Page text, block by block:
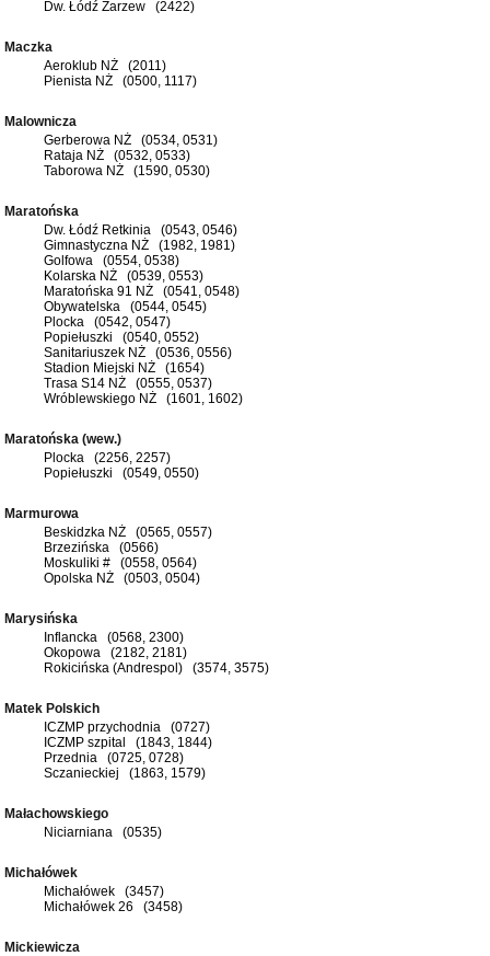
Dw. Łódź Zarzew (2422)
Maczka
Aeroklub NŻ (2011)
Pienista NŻ (0500, 1117)
Malownicza
Gerberowa NŻ (0534, 0531)
Rataja NŻ (0532, 0533)
Taborowa NŻ (1590, 0530)
Maratońska
Dw. Łódź Retkinia (0543, 0546)
Gimnastyczna NŻ (1982, 1981)
Golfowa (0554, 0538)
Kolarska NŻ (0539, 0553)
Maratońska 91 NŻ (0541, 0548)
Obywatelska (0544, 0545)
Plocka (0542, 0547)
Popiełuszki (0540, 0552)
Sanitariuszek NŻ (0536, 0556)
Stadion Miejski NŻ (1654)
Trasa S14 NŻ (0555, 0537)
Wróblewskiego NŻ (1601, 1602)
Maratońska (wew.)
Plocka (2256, 2257)
Popiełuszki (0549, 0550)
Marmurowa
Beskidzka NŻ (0565, 0557)
Brzezińska (0566)
Moskuliki # (0558, 0564)
Opolska NŻ (0503, 0504)
Marysińska
Inflancka (0568, 2300)
Okopowa (2182, 2181)
Rokicińska (Andrespol) (3574, 3575)
Matek Polskich
ICZMP przychodnia (0727)
ICZMP szpital (1843, 1844)
Przednia (0725, 0728)
Sczanieckiej (1863, 1579)
Małachowskiego
Niciarniana (0535)
Michałówek
Michałówek (3457)
Michałówek 26 (3458)
Mickiewicza